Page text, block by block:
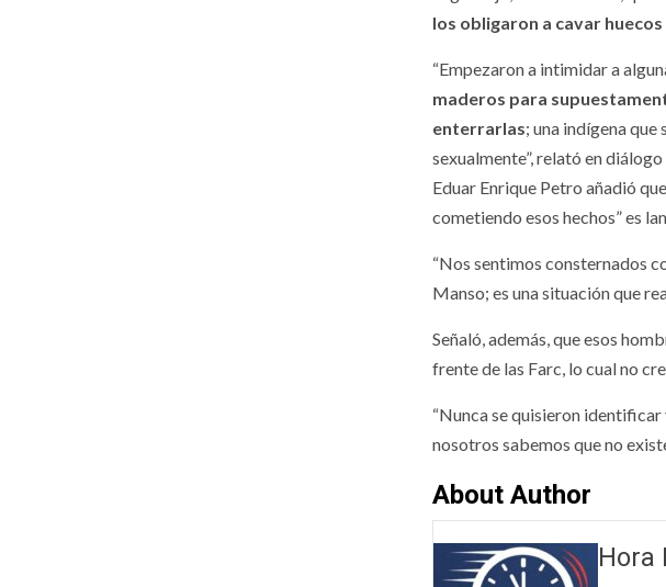
los obligaron a cavar
“Empezaron a intimidar a
maderos para
enterrarlas; una indígena
sexualmente”, relató en
Eduar Enrique Petro añadió
cometiendo esos hechos” es
“Nos sentimos consternados
Manso; es una situación que
Señaló, además, que esos
frente de las Farc, lo cual no
“Nunca se quisieron
nosotros sabemos que no
About Author
Hora